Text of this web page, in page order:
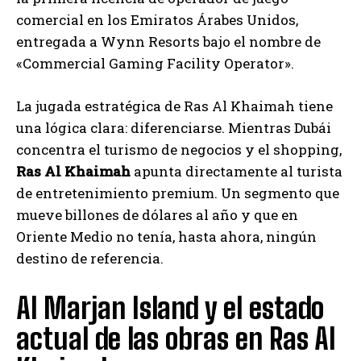
comercial en los Emiratos Árabes Unidos,
entregada a Wynn Resorts bajo el nombre de
«Commercial Gaming Facility Operator».
La jugada estratégica de Ras Al Khaimah tiene
una lógica clara: diferenciarse. Mientras Dubái
concentra el turismo de negocios y el shopping,
Ras Al Khaimah apunta directamente al turista
de entretenimiento premium. Un segmento que
mueve billones de dólares al año y que en
Oriente Medio no tenía, hasta ahora, ningún
destino de referencia.
Al Marjan Island y el estado
actual de las obras en Ras Al